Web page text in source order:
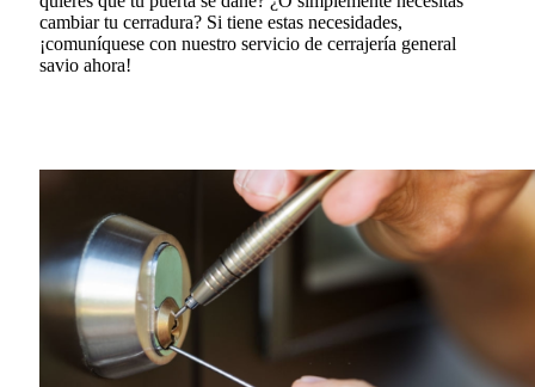
cambiar tu cerradura? Si tiene estas necesidades,
¡comuníquese con nuestro servicio de cerrajería general
savio ahora!